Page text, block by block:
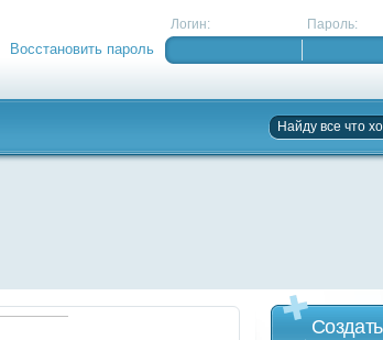
Логин: Пароль:
Восстановить пароль